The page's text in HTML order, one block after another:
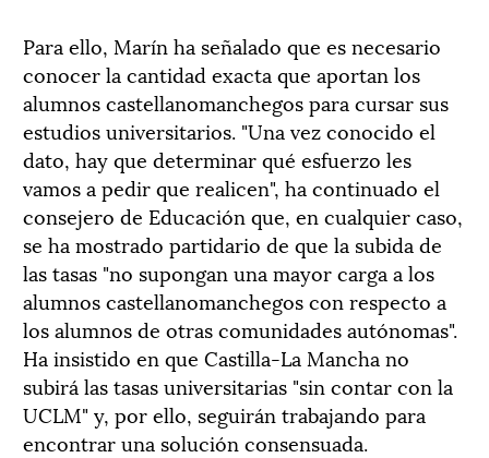
Para ello, Marín ha señalado que es necesario
conocer la cantidad exacta que aportan los
alumnos castellanomanchegos para cursar sus
estudios universitarios. "Una vez conocido el
dato, hay que determinar qué esfuerzo les
vamos a pedir que realicen", ha continuado el
consejero de Educación que, en cualquier caso,
se ha mostrado partidario de que la subida de
las tasas "no supongan una mayor carga a los
alumnos castellanomanchegos con respecto a
los alumnos de otras comunidades autónomas".
Ha insistido en que Castilla-La Mancha no
subirá las tasas universitarias "sin contar con la
UCLM" y, por ello, seguirán trabajando para
encontrar una solución consensuada.